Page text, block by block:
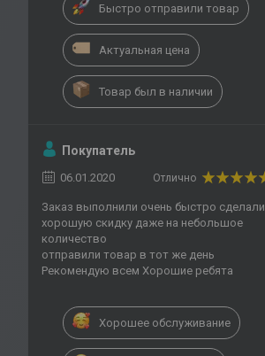
Быстро отправили товар
Актуальная цена
Товар был в наличии
Покупатель
06.01.2020 Отлично
Заказ выполнили очень быстро сделали
хорошую скидку даже на небольшое
количество
отправили товар в тот же день
Рекомендую всем Хорошие ребята
Хорошее обслуживание